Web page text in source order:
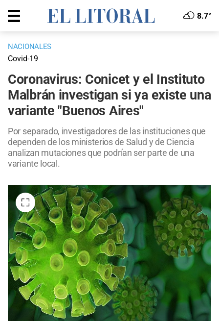
8.7°
NACIONALES
Covid-19
Coronavirus: Conicet y el Instituto
Malbrán investigan si ya existe una
variante "Buenos Aires"
Por separado, investigadores de las instituciones que
dependen de los ministerios de Salud y de Ciencia
analizan mutaciones que podrían ser parte de una
variante local.